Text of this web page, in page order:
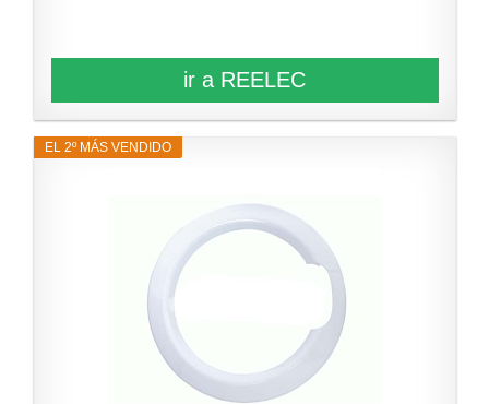
ir a REELEC
EL 2º MÁS VENDIDO